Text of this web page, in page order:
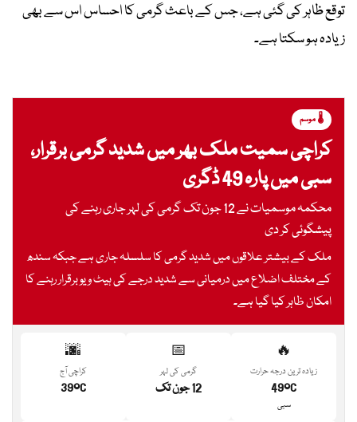
توقع ظاہر کی گئی ہے، جس کے باعث گرمی کا احساس اس سے بھی
زیادہ ہو سکتا ہے۔
🌡️ موسم
کراچی سمیت ملک بھر میں شدید گرمی برقرار،
سبی میں پارہ 49 ڈگری
محکمہ موسمیات نے 12 جون تک گرمی کی لہر جاری رہنے کی
پیشگوئی کر دی
ملک کے بیشتر علاقوں میں شدید گرمی کا سلسلہ جاری ہے جبکہ سندھ
کے مختلف اضلاع میں درمیانی سے شدید درجے کی ہیٹ ویو برقرار رہنے کا
امکان ظاہر کیا گیا ہے۔
🔥
زیادہ ترین درجہ حرارت
49°C
سبی
📅
گرمی کی لہر
12 جون تک
🌆
کراچی آج
39°C